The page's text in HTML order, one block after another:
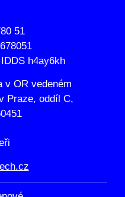
51
h4ay6kh
v OR vedeném
Praze, oddíl C,